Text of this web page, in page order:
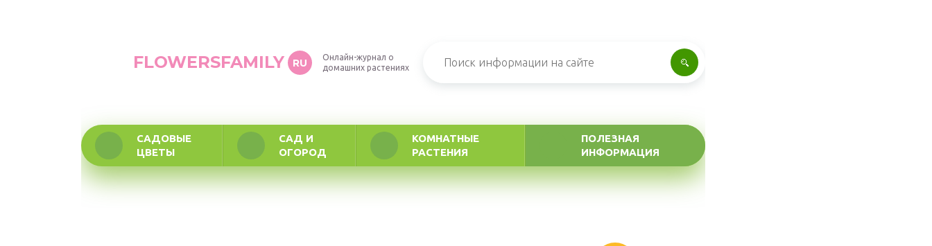
FLOWERSFAMILY RU
Онлайн-журнал о
домашних растениях
САДОВЫЕ
ЦВЕТЫ
САД И
ОГОРОД
КОМНАТНЫЕ
РАСТЕНИЯ
ПОЛЕЗНАЯ
ИНФОРМАЦИЯ